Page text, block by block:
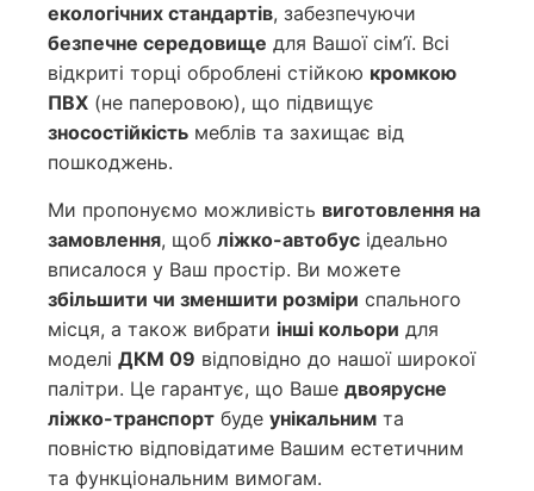
екологічних стандартів, забезпечуючи
безпечне середовище для Вашої сім’ї. Всі
відкриті торці оброблені стійкою кромкою
ПВХ (не паперовою), що підвищує
зносостійкість меблів та захищає від
пошкоджень.
Ми пропонуємо можливість виготовлення на
замовлення, щоб ліжко-автобус ідеально
вписалося у Ваш простір. Ви можете
збільшити чи зменшити розміри спального
місця, а також вибрати інші кольори для
моделі ДКМ 09 відповідно до нашої широкої
палітри. Це гарантує, що Ваше двоярусне
ліжко-транспорт буде унікальним та
повністю відповідатиме Вашим естетичним
та функціональним вимогам.